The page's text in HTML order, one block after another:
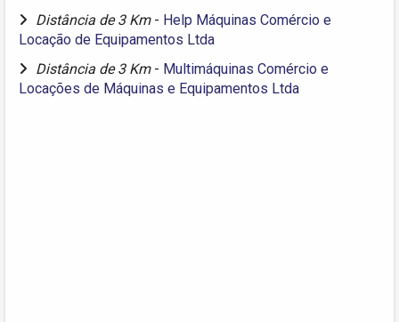
Distância de 3 Km - Help Máquinas Comércio e
Locação de Equipamentos Ltda
Distância de 3 Km - Multimáquinas Comércio e
Locações de Máquinas e Equipamentos Ltda